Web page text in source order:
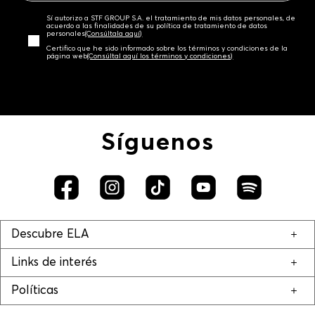
Sí autorizo a STF GROUP S.A. el tratamiento de mis datos personales, de
acuerdo a las finalidades de su política de tratamiento de datos
personales‎(Consúltala aquí)
Certifico que he sido informado sobre los términos y condiciones de la
página web‎(Consúltal aquí los términos y condiciones)
Síguenos
Descubre ELA
Links de interés
Políticas